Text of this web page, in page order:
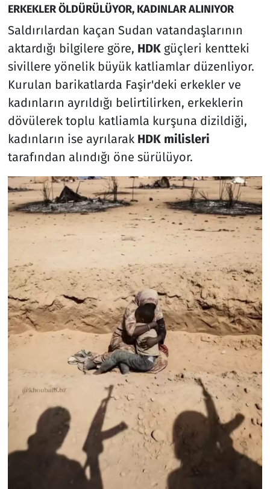
ERKEKLER ÖLDÜRÜLÜYOR, KADINLAR ALINIYOR
Saldırılardan kaçan Sudan vatandaşlarının
aktardığı bilgilere göre, HDK güçleri kentteki
sivillere yönelik büyük katliamlar düzenliyor.
Kurulan barikatlarda Faşir'deki erkekler ve
kadınların ayrıldığı belirtilirken, erkeklerin
dövülerek toplu katliamla kurşuna dizildiği,
kadınların ise ayrılarak HDK milisleri
tarafından alındığı öne sürülüyor.